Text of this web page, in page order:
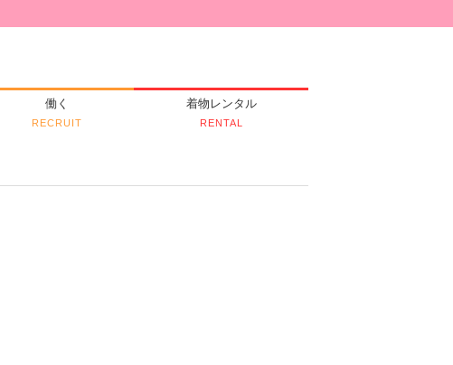
働く
RECRUIT
着物レンタル
RENTAL